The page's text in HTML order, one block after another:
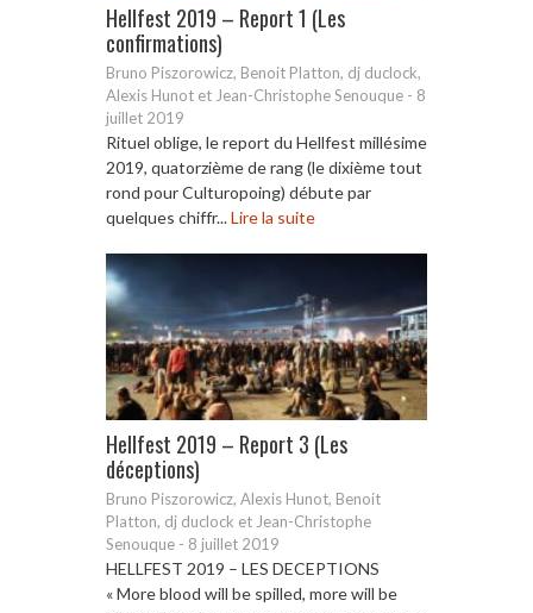
Hellfest 2019 – Report 1 (Les
confirmations)
Bruno Piszorowicz, Benoit Platton, dj duclock,
Alexis Hunot et Jean-Christophe Senouque - 8
juillet 2019
Rituel oblige, le report du Hellfest millésime
2019, quatorzième de rang (le dixième tout
rond pour Culturopoing) débute par
quelques chiffr...Lire la suite
Hellfest 2019 – Report 3 (Les
déceptions)
Bruno Piszorowicz, Alexis Hunot, Benoit
Platton, dj duclock et Jean-Christophe
Senouque - 8 juillet 2019
HELLFEST 2019 – LES DECEPTIONS
« More blood will be spilled, more will be